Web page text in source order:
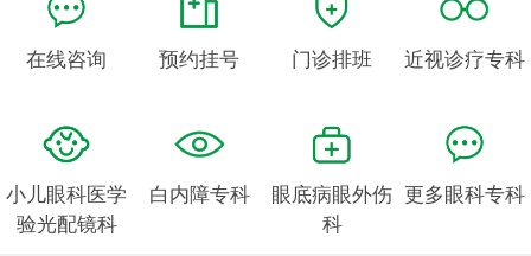
在线咨询 预约挂号 门诊排班 近视诊疗专科
小儿眼科医学
验光配镜科
白内障专科
眼底病眼外伤
科
更多眼科专科